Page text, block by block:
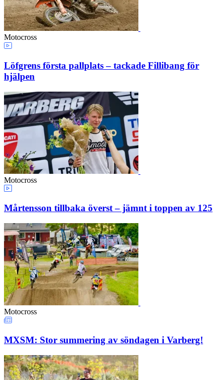
Motocross
Löfgrens första pallplats – tackade Fillibang för
hjälpen
Motocross
Mårtensson tillbaka överst – jämnt i toppen av 125
Motocross
MXSM: Stor summering av söndagen i Varberg!